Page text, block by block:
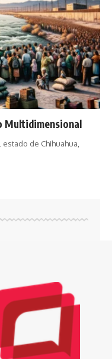
Multidimensional
de Chihuahua,